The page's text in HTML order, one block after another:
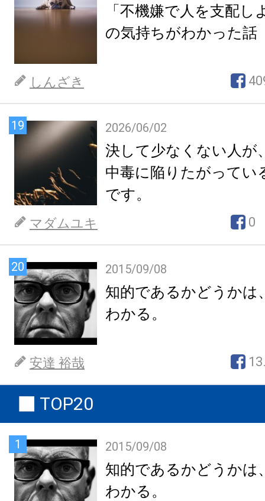
「不機嫌で人を支配し
の気持ちがわかった話
しんざき
19 2026/06/02
決して少なくない人が
中毒に陥りたがってい
です。
マダムユキ 0
20 2015/09/08
知的であるかどうかは
わかる。
安達 裕哉
TOP20
1 2015/09/08
知的であるかどうかは
わかる。